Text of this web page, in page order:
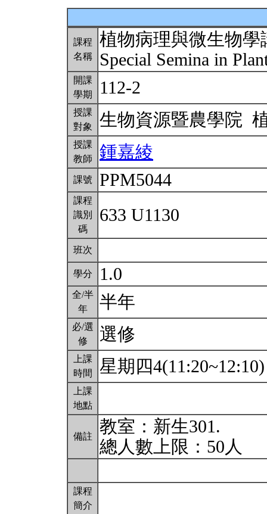
課程
名稱
植物病理與微生物學
Special Semina in
開課
學期
112-2
授課
對象
生物資源暨農學院
授課
教師
鍾嘉綾
課號 PPM5044
課程
識別
碼
633 U1130
班次
學分 1.0
全/半
年
半年
必/選
修
選修
上課
時間
星期四
上課
地點
備註
教室：新生301.
總人數上限：50人
課程
簡介